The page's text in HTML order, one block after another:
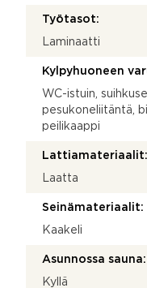
Työtasot:
Laminaatti
Kylpyhuoneen
WC-istuin,
pesukoneliitäntä,
peilikaappi
Lattiamateriaalit:
Laatta
Seinämateriaalit:
Kaakeli
Asunnossa sauna:
Kyllä